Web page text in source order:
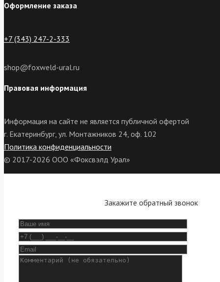
Оформление заказа
+7 (343) 247-2-333
shop@foxweld-ural.ru
Правовая информация
Информация на сайте не является публичной офертой
г. Екатеринбург, ул. Монтажников 24, оф. 102
Политика конфиденциальности
© 2017-2026 ООО «Фоксвэлд Урал»
Закажите обратный звонок